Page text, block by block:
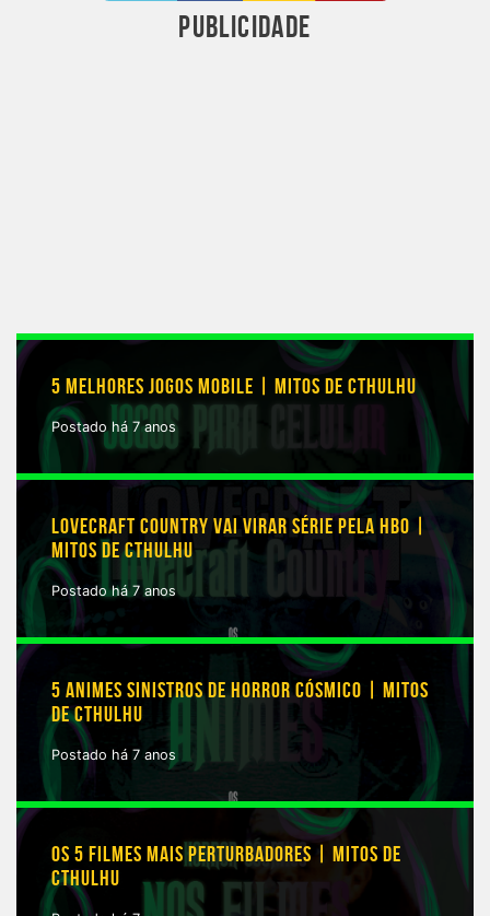
PUBLICIDADE
5 MELHORES JOGOS MOBILE | MITOS DE CTHULHU
Postado há 7 anos
LOVECRAFT COUNTRY VAI VIRAR SÉRIE PELA HBO |
MITOS DE CTHULHU
Postado há 7 anos
5 ANIMES SINISTROS DE HORROR CÓSMICO | MITOS
DE CTHULHU
Postado há 7 anos
OS 5 FILMES MAIS PERTURBADORES | MITOS DE
CTHULHU